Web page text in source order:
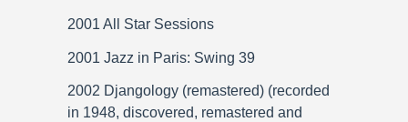
2001 All Star Sessions
2001 Jazz in Paris: Swing 39
2002 Djangology (remastered) (recorded
in 1948, discovered, remastered and